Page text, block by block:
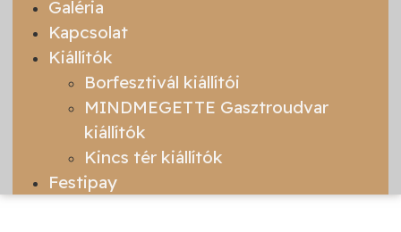
Galéria
Kapcsolat
Kiállítók
Borfesztivál kiállítói
MINDMEGETTE Gasztroudvar
kiállítók
Kincs tér kiállítók
Festipay